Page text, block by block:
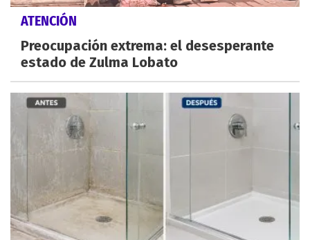
ATENCIÓN
Preocupación extrema: el desesperante
estado de Zulma Lobato